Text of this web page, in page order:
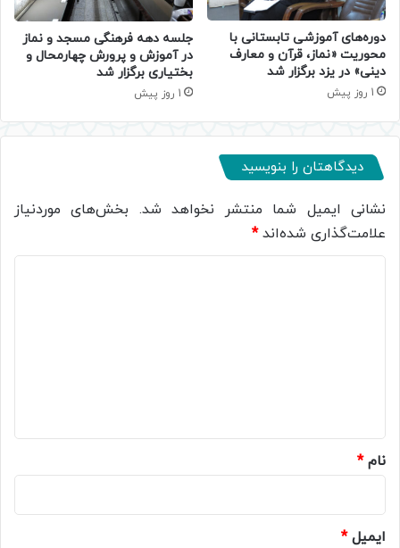
دوره‌های آموزشی تابستانی با
محوریت «نماز، قرآن و معارف
دینی» در یزد برگزار شد
1 روز پیش
جلسه دهه فرهنگی مسجد و نماز
در آموزش و پرورش چهارمحال و
بختیاری برگزار شد
1 روز پیش
دیدگاهتان را بنویسید
نشانی ایمیل شما منتشر نخواهد شد. بخش‌های موردنیاز
علامت‌گذاری شده‌اند*
نام*
ایمیل*